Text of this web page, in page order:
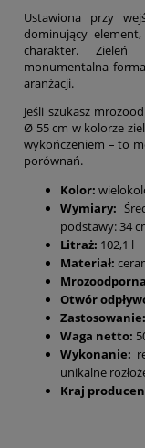
Ustawiona przy
dominujący
charakter.
monumentalna
aranżacji.
Jeśli szukasz
Ø 55 cm w kolorze
wykończeniem – to
porównań.
Kolor:
Wymiary:
podstawy: 34
Litraż: 102,1 l
Materiał:
Otwór
Zastosowanie:
Waga netto:
Wykonanie:
unikalne
Kraj